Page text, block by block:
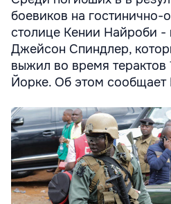
боевиков на
столице Кении Найроби
Джейсон Спиндлер,
выжил во время терактов
Йорке. Об этом сообщает